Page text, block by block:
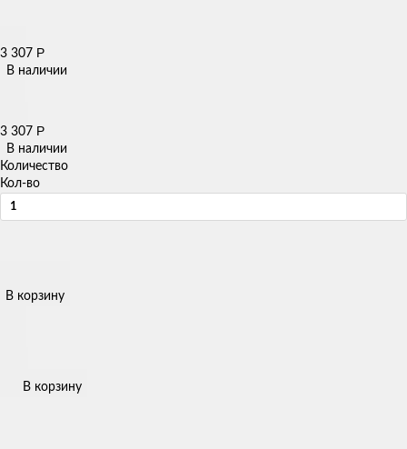
3 307 Р
В наличии
3 307 Р
В наличии
Количество
Кол-во
В корзину
В корзину